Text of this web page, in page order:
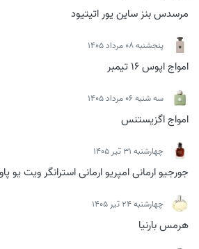
مرسدس بنز ساین یور اتیتیود
پنجشنبه 08 مرداد 1405
امواج اپوس 16 تیمبر
سه شنبه 06 مرداد 1405
امواج اگزیستنس
چهارشنبه 31 تیر 1405
جورجیو ارمانی امپریو ارمانی استرانگر ویت یو
چهارشنبه 24 تیر 1405
هرمس بارنیا